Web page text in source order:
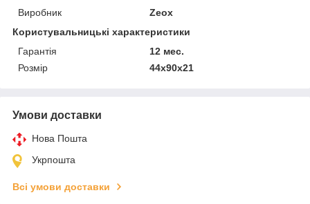
Виробник
Zeox
Користувальницькі характеристики
Гарантія
12 мес.
Розмір
44х90х21
Умови доставки
Нова Пошта
Укрпошта
Всі умови доставки